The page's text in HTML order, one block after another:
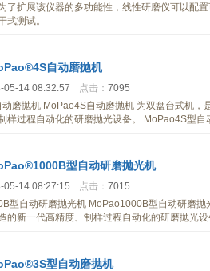
了扩展该仪器的多功能性，线性研磨仪可以配
式测试。
自动磨抛机
05-14 08:32:57 点击： 7095
动磨抛机 MoPao4S自动磨抛机 为双盘台式机
样过程自动化的研磨抛光设备。 MoPao4S型自
型自动研磨抛光机
05-14 08:27:15 点击： 7015
型自动研磨抛光机 MoPao1000B型自动研磨
的新一代高精度、制样过程自动化的研磨抛光
型自动磨抛机